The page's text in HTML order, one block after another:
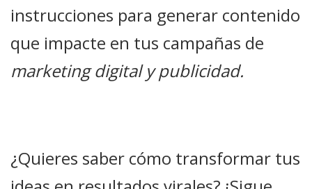
instrucciones para generar contenido
que impacte en tus campañas de
marketing digital y publicidad.
¿Quieres saber cómo transformar tus